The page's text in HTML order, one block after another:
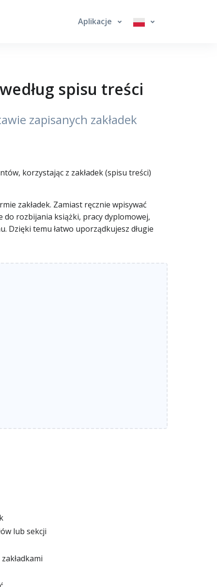
Aplikacje
spisu treści
zapisanych zakładek
korzystając z zakładek (spisu treści)
zakładek. Zamiast ręcznie wpisywać
do rozbijania książki, pracy dyplomowej,
Dzięki temu łatwo uporządkujesz długie
lub sekcji